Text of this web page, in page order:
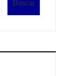
Buscar